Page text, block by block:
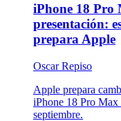
iPhone 18 Pro
presentación:
prepara Apple
Oscar Repiso
Apple prepara
iPhone 18 Pro Max
septiembre.